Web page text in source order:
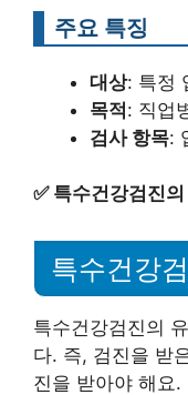
주요 특징
대상: 특정
목적: 직업
검사 항목:
✅ 특수건강검진
특수건강
특수건강검진의
다. 즉, 검진을 받
진을 받아야 해요.